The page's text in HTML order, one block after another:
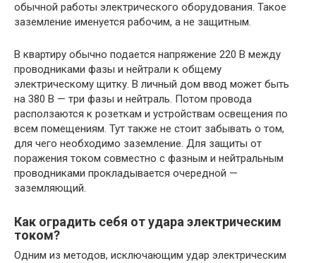
обычной работы электрического оборудования. Такое
заземление именуется рабочим, а не защитным.
В квартиру обычно подается напряжение 220 В между
проводниками фазы и нейтрали к общему
электрическому щитку. В личный дом ввод может быть
на 380 В — три фазы и нейтраль. Потом провода
расползаются к розеткам и устройствам освещения по
всем помещениям. Тут также не стоит забывать о том,
для чего необходимо заземление. Для защиты от
поражения током совместно с фазным и нейтральным
проводниками прокладывается очередной —
заземляющий.
Как оградить себя от удара электрическим
током?
Одним из методов, исключающим удар электрическим